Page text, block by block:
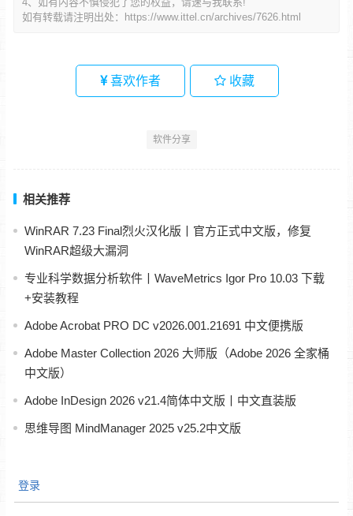
如有转载请注明出处：
https://www.ittel.cn/archives/7626.html
喜欢作者 收藏
软件分享
相关推荐
WinRAR 7.23 Final烈火汉化版丨官方正式中文版，修复
WinRAR超级大漏洞
专业科学数据分析软件丨WaveMetrics Igor Pro 10.03 下载
+安装教程
Adobe Acrobat PRO DC v2026.001.21691 中文便携版
Adobe Master Collection 2026 大师版（Adobe 2026 全家桶
中文版）
Adobe InDesign 2026 v21.4简体中文版丨中文直装版
思维导图 MindManager 2025 v25.2中文版
登录